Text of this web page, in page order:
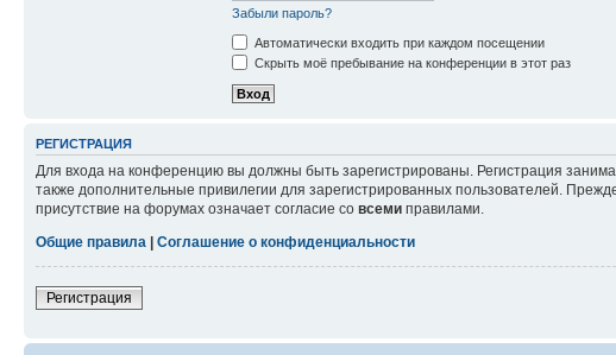
Забыли пароль?
Автоматически входить при каждом посещении
Скрыть моё пребывание на конференции в этот раз
РЕГИСТРАЦИЯ
Для входа на конференцию вы должны быть зарегистрированы. Регистрация
также дополнительные привилегии для зарегистрированных пользователей.
присутствие на форумах означает согласие со всеми правилами.
Общие правила
Соглашение о конфиденциальности
Регистрация